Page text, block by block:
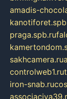
amadis-
praga.spb.ru
sakhcamera.ru
controlweb1.ru
iron-snab.ru